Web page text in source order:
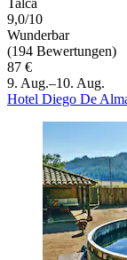
Talca
9,0/10
Wunderbar
(194 Bewertungen)
87 €
9. Aug.–10. Aug.
Hotel Diego De